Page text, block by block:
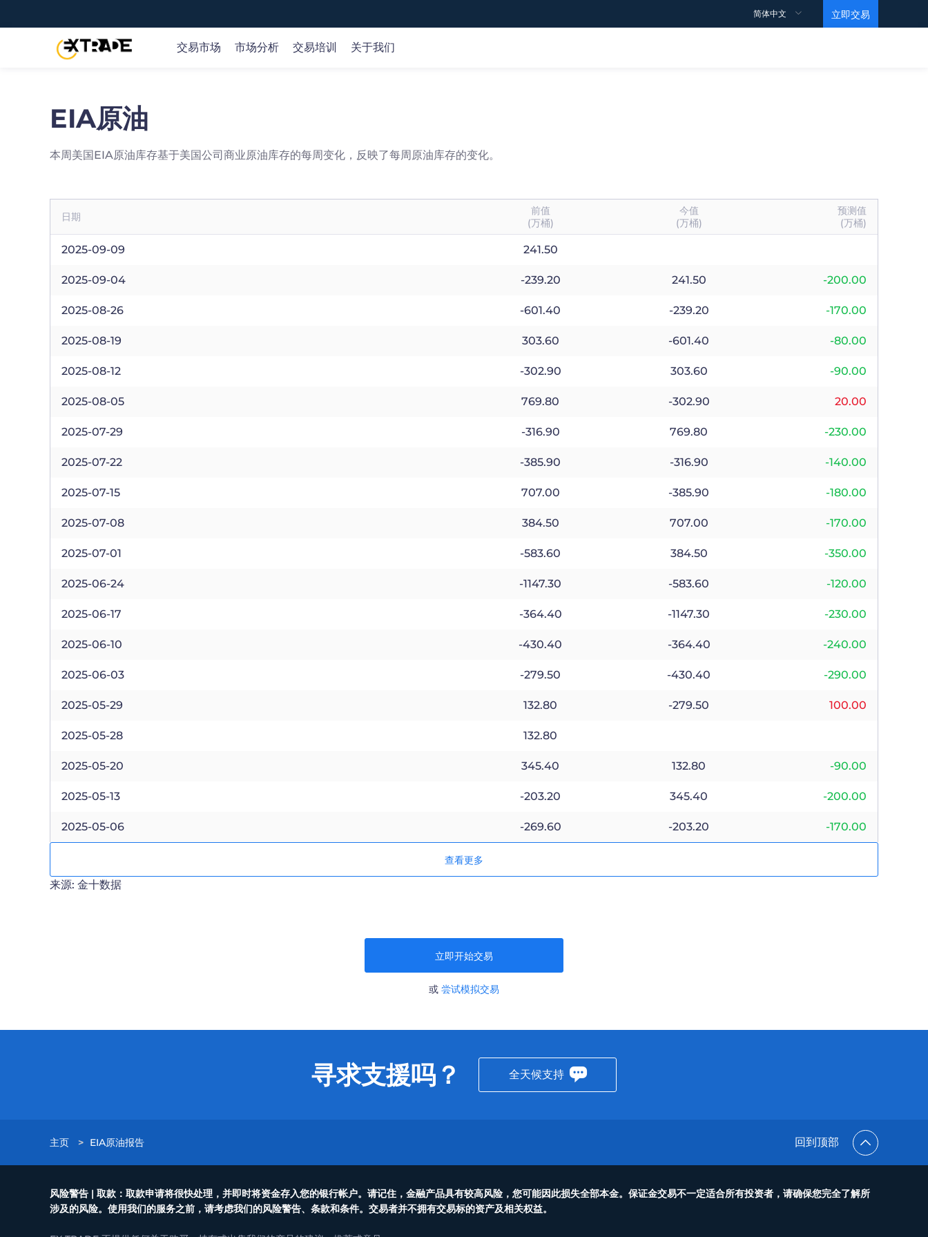
简体中文 立即交易
交易市场
交易全球市场
油、股票、指数、主流的加密货币等等。 概览 >
开户
指数
ECN帐户
高杠杆账户
伊斯兰账户
市场分析
市场新闻和研究
业策略参考。
产品研究
投行订单
黄金ETF持仓报告
EIA原油报告
交易培训
教育概况
认识产品
Level 1
关于我们
关于EX TRADE
台和应用程序，您可以交易全球金融市场。
开户
牌照监管
EIA原油
本周美国EIA原油库存基于美国公司商业原油库存的每周变化，反映了每周原油库存的变化。
日期
前值
(万桶)
今值
(万桶)
预测值
(万桶)
2025-09-09 241.50
2025-09-04 -239.20 241.50 -200.00
2025-08-26 -601.40 -239.20 -170.00
2025-08-19 303.60 -601.40 -80.00
2025-08-12 -302.90 303.60 -90.00
2025-08-05 769.80 -302.90 20.00
2025-07-29 -316.90 769.80 -230.00
2025-07-22 -385.90 -316.90 -140.00
2025-07-15 707.00 -385.90 -180.00
2025-07-08 384.50 707.00 -170.00
2025-07-01 -583.60 384.50 -350.00
2025-06-24 -1147.30 -583.60 -120.00
2025-06-17 -364.40 -1147.30 -230.00
2025-06-10 -430.40 -364.40 -240.00
2025-06-03 -279.50 -430.40 -290.00
2025-05-29 132.80 -279.50 100.00
2025-05-28 132.80
2025-05-20 345.40 132.80 -90.00
2025-05-13 -203.20 345.40 -200.00
2025-05-06 -269.60 -203.20 -170.00
查看更多
来源: 金十数据
立即开始交易
或 尝试模拟交易
寻求支援吗？ 全天候支持
主页 > EIA原油报告 回到顶部
风险警告 | 取款：取款申请将很快处理，并即时将资金存入您的银行帐户。请记住，金融产品具有较高风险，您可能因此损失全部本金。保证金交易不一定适合所有投资者，请确保您完全了解所
涉及的风险。使用我们的服务之前，请考虑我们的风险警告、条款和条件。交易者并不拥有交易标的资产及相关权益。